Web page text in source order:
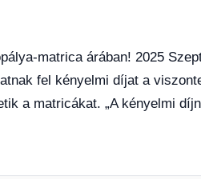
matrica árában! 2025
fel kényelmi díjat a
a matricákat. „A kényelmi